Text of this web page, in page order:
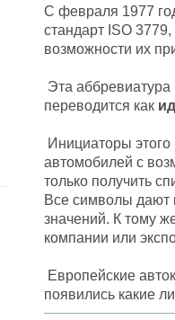
С февраля 1977
стандарт ISO
возможности их
Эта
переводится как
Инициаторы
автомобилей с
только получить
Все символы дают
значений. К тому
компании или
Европейские
появились какие